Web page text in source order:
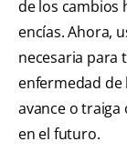
de los cambios
encías. Ahora,
necesaria para
enfermedad de
avance o
en el futuro.